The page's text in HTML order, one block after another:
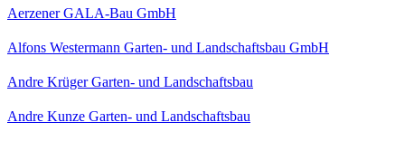
Aerzener GALA-Bau GmbH
Alfons Westermann Garten- und Landschaftsbau GmbH
Andre Krüger Garten- und Landschaftsbau
Andre Kunze Garten- und Landschaftsbau